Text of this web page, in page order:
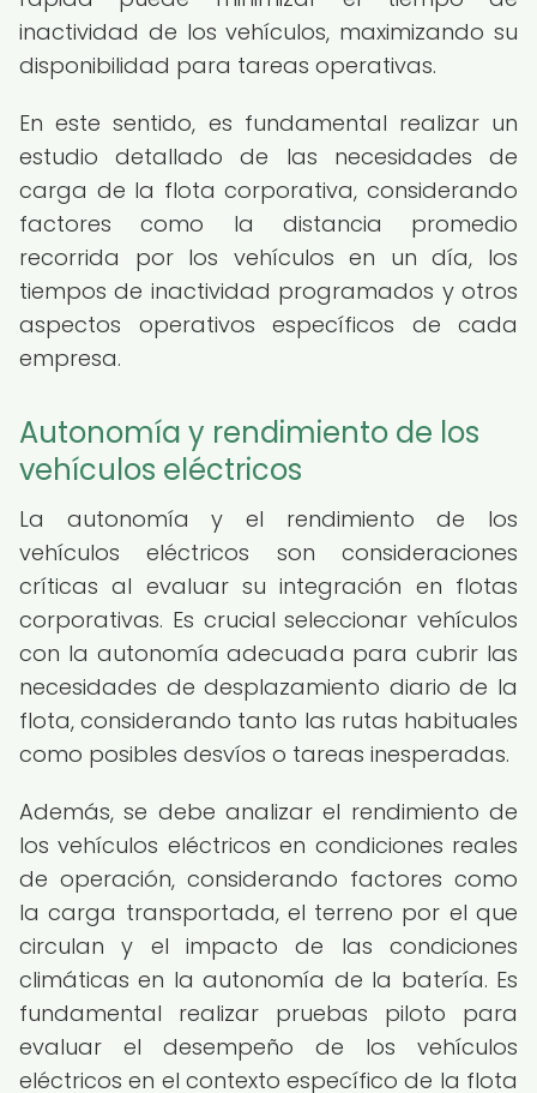
inactividad de los vehículos, maximizando su
disponibilidad para tareas operativas.
En este sentido, es fundamental realizar un
estudio detallado de las necesidades de
carga de la flota corporativa, considerando
factores como la distancia promedio
recorrida por los vehículos en un día, los
tiempos de inactividad programados y otros
aspectos operativos específicos de cada
empresa.
Autonomía y rendimiento de los
vehículos eléctricos
La autonomía y el rendimiento de los
vehículos eléctricos son consideraciones
críticas al evaluar su integración en flotas
corporativas. Es crucial seleccionar vehículos
con la autonomía adecuada para cubrir las
necesidades de desplazamiento diario de la
flota, considerando tanto las rutas habituales
como posibles desvíos o tareas inesperadas.
Además, se debe analizar el rendimiento de
los vehículos eléctricos en condiciones reales
de operación, considerando factores como
la carga transportada, el terreno por el que
circulan y el impacto de las condiciones
climáticas en la autonomía de la batería. Es
fundamental realizar pruebas piloto para
evaluar el desempeño de los vehículos
eléctricos en el contexto específico de la flota